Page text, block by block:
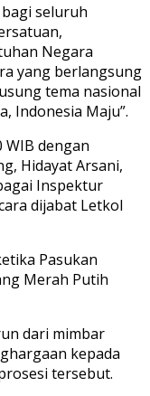
seluruh
Negara
yang berlangsung
tema nasional
Indonesia Maju”.
WIB dengan
Hidayat Arsani,
Inspektur
dijabat Letkol
Pasukan
Merah Putih
dari mimbar
kepada
tersebut.